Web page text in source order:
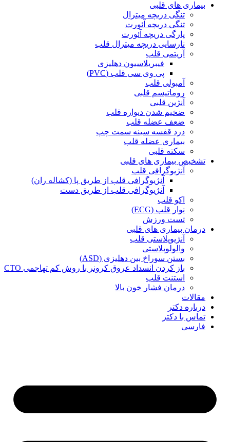
بیماری های قلبی
تنگی دریچه میترال
تنگی دریچه آئورت
پارگی دریچه آئورت
نارسایی دریچه میترال قلب
آریتمی قلب
فیبریلاسیون دهلیزی
پی وی سی قلب (PVC)
آمبولی قلب
روماتیسم قلبی
آنژین قلبی
ضخیم شدن دیواره قلب
ضعف عضله قلب
درد قفسه سينه سمت چپ
بیماری عضله قلب
سکته قلبی
تشخیص بیماری های قلبی
آنژیوگرافی قلب
آنژیوگرافی قلب از طریق پا (کشاله ران)
آنژیوگرافی قلب از طریق دست
اکو قلب
نوار قلب (ECG)
تست ورزش
درمان بیماری های قلبی
آنژیوپلاستی قلب
والولوپلاستی
بستن سوراخ بین دهلیزی (ASD)
باز کردن انسداد عروق کرونر با روش کم تهاجمی CTO
استنت قلب
درمان فشار خون بالا
مقالات
درباره دکتر
تماس با دکتر
فارسی